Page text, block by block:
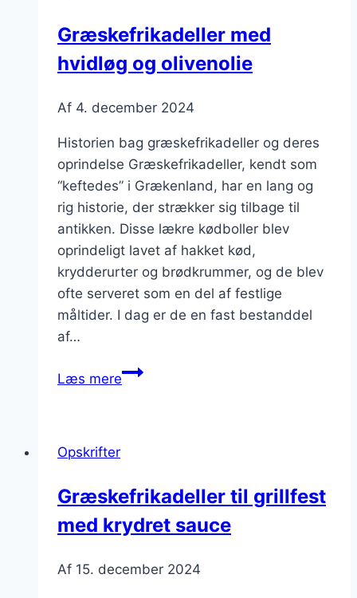
Græskefrikadeller med
hvidløg og olivenolie
Af 4. december 2024
Historien bag græskefrikadeller og deres
oprindelse Græskefrikadeller, kendt som
“keftedes” i Grækenland, har en lang og
rig historie, der strækker sig tilbage til
antikken. Disse lækre kødboller blev
oprindeligt lavet af hakket kød,
krydderurter og brødkrummer, og de blev
ofte serveret som en del af festlige
måltider. I dag er de en fast bestanddel
af…
Læs mereGræskefrikadeller
Opskrifter
Græskefrikadeller til grillfest
med krydret sauce
Af 15. december 2024